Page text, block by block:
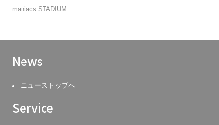
maniacs STADIUM
News
ニューストップへ
Service